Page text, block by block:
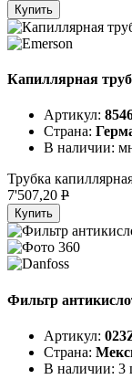
Купить
Капиллярная
Артикул:
Страна:
В наличии:
Трубка
7'507,20 P
Купить
Фильтр
Артикул:
Страна:
В наличии: 3